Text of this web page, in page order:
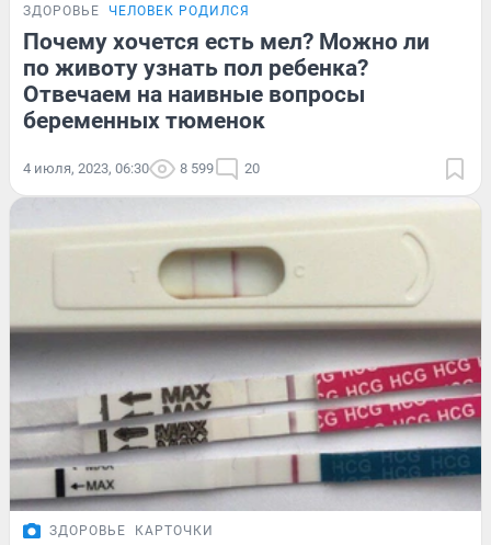
ЗДОРОВЬЕ ЧЕЛОВЕК РОДИЛСЯ
Почему хочется есть мел? Можно ли
по животу узнать пол ребенка?
Отвечаем на наивные вопросы
беременных тюменок
4 июля, 2023, 06:30 8 599 20
ЗДОРОВЬЕ КАРТОЧКИ